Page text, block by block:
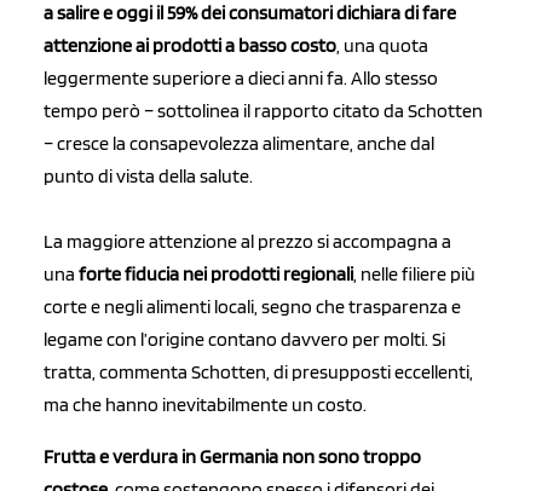
a salire e oggi il 59% dei consumatori dichiara di fare
attenzione ai prodotti a basso costo, una quota
leggermente superiore a dieci anni fa. Allo stesso
tempo però – sottolinea il rapporto citato da Schotten
– cresce la consapevolezza alimentare, anche dal
punto di vista della salute.
La maggiore attenzione al prezzo si accompagna a
una forte fiducia nei prodotti regionali, nelle filiere più
corte e negli alimenti locali, segno che trasparenza e
legame con l’origine contano davvero per molti. Si
tratta, commenta Schotten, di presupposti eccellenti,
ma che hanno inevitabilmente un costo.
Frutta e verdura in Germania non sono troppo